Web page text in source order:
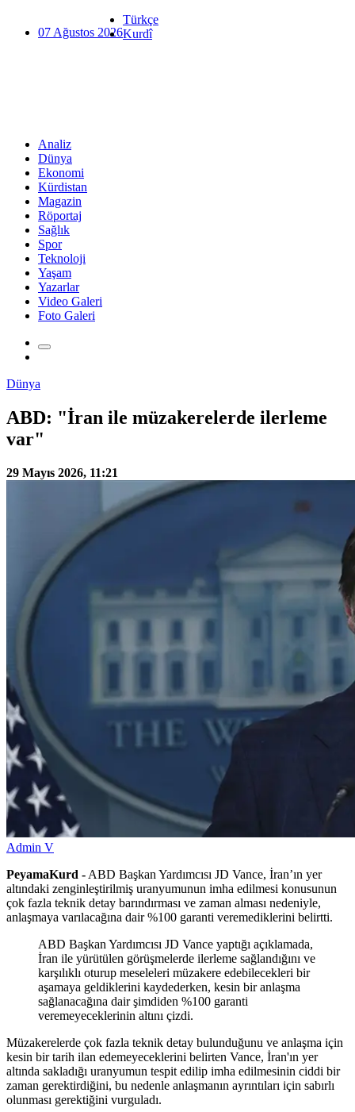
07 Ağustos 2026
Türkçe
Kurdî
Analiz
Dünya
Ekonomi
Kürdistan
Magazin
Röportaj
Sağlık
Spor
Teknoloji
Yaşam
Yazarlar
Video Galeri
Foto Galeri
Dünya
ABD: "İran ile müzakerelerde ilerleme
var"
29 Mayıs 2026, 11:21
Admin V
PeyamaKurd - ABD Başkan Yardımcısı JD Vance, İran’ın yer
altındaki zenginleştirilmiş uranyumunun imha edilmesi konusunun
çok fazla teknik detay barındırması ve zaman alması nedeniyle,
anlaşmaya varılacağına dair %100 garanti veremediklerini belirtti.
ABD Başkan Yardımcısı JD Vance yaptığı açıklamada,
İran ile yürütülen görüşmelerde ilerleme sağlandığını ve
karşılıklı oturup meseleleri müzakere edebilecekleri bir
aşamaya geldiklerini kaydederken, kesin bir anlaşma
sağlanacağına dair şimdiden %100 garanti
veremeyeceklerinin altını çizdi.
Müzakerelerde çok fazla teknik detay bulunduğunu ve anlaşma için
kesin bir tarih ilan edemeyeceklerini belirten Vance, İran'ın yer
altında sakladığı uranyumun tespit edilip imha edilmesinin ciddi bir
zaman gerektirdiğini, bu nedenle anlaşmanın ayrıntıları için sabırlı
olunması gerektiğini vurguladı.